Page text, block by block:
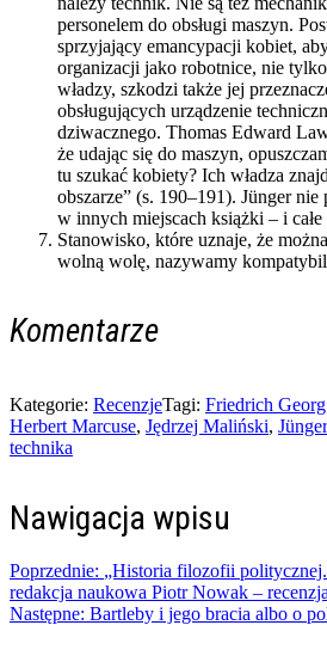
personelem do obsługi maszyn.
sprzyjający emancypacji kobiet,
organizacji jako robotnice, nie
władzy, szkodzi także jej
obsługujących urządzenie
dziwacznego. Thomas Edward
że udając się do maszyn,
tu szukać kobiety? Ich władza
obszarze” (s. 190–191). Jünger
w innych miejscach książki – i całe
Stanowisko, które uznaje, że
wolną wolę, nazywamy
Komentarze
Kategorie: RecenzjeTagi: Friedrich
Herbert Marcuse, Jędrzej Maliński, Jünger
technika
Nawigacja wpisu
Poprzednie: „Historia filozofii
redakcja naukowa Piotr Nowak – recenzja
Następne: Bartleby i jego bracia albo o